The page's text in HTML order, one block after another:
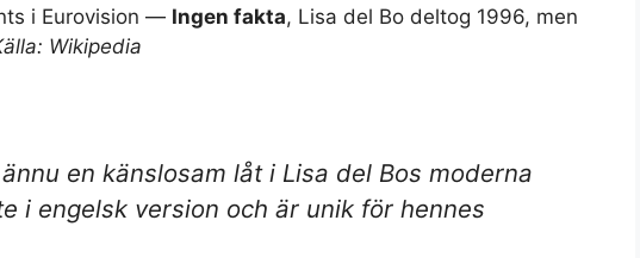
i Eurovision — Ingen fakta, Lisa del Bo deltog 1996, men
Wikipedia
ännu en känslosam låt i Lisa del Bos moderna
i engelsk version och är unik för hennes